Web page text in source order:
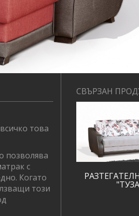
това
позволява
с
Когато
този
СВЪРЗАН